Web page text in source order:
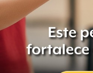
Porque según el
(CONAPO), estas
tener más de 100 mil
de connacionales de